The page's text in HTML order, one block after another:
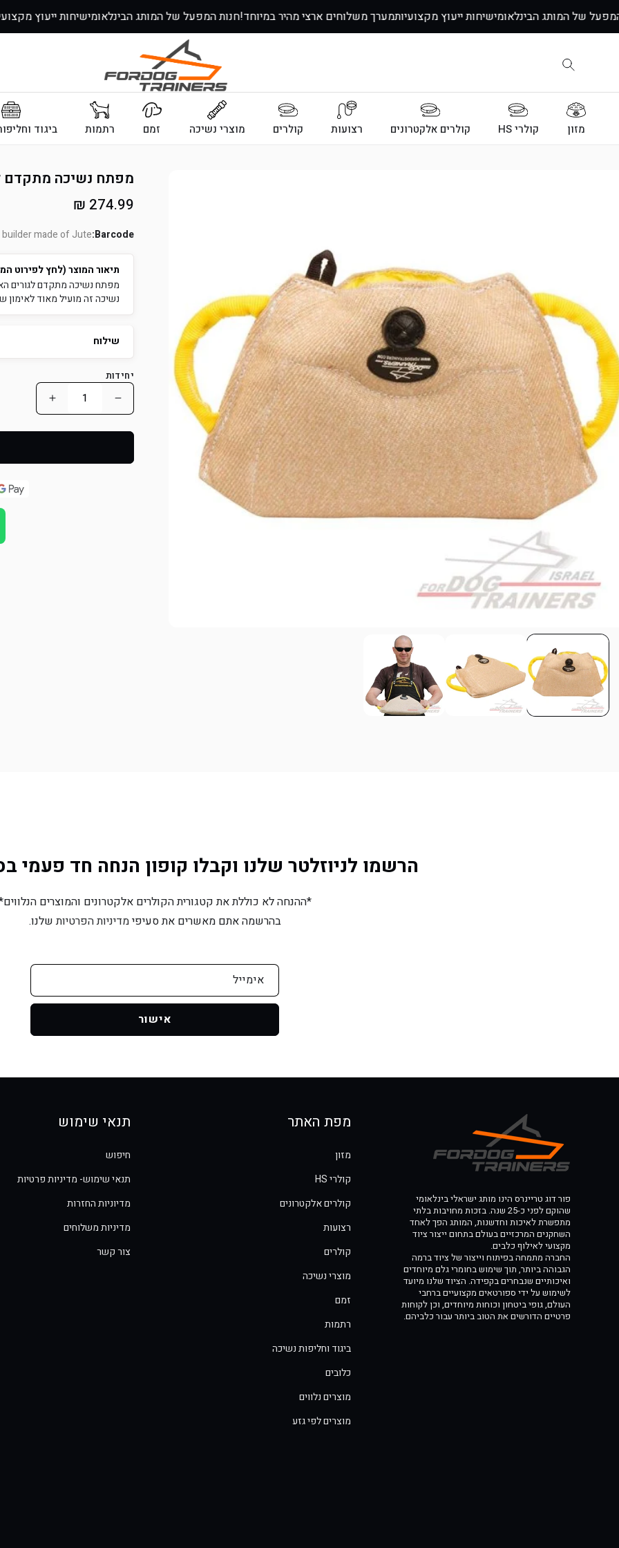
דלג
לתוכן
המפעל של המותג הבינלאומישיחות ייעוץ מקצועיותמערך משלוחים ארצי מהיר במיוחד!חנות המפעל של המותג הבינלאומישיחות ייעוץ
מזון קולרי HS קולרים אלקטרונים רצועות קולרים מוצרי נשיכה זמם רתמות ביגוד
מפתח נשיכה מתקדם
274.99 ₪
Barcode:
made of Jute
תיאור המוצר (לחץ לפירוט
מפתח נשיכה מתקדם לגורים
נשיכה זה מועיל מאוד לאימון
שילוח
יחידות
מפתח
הוסף
מפתח
מתקדם
הרשמו לניוזלטר שלנו וקבלו קופון הנחה חד פעמי בסך 10%
*ההנחה לא כוללת את קטגורית הקולרים אלקטרונים והמוצרים
בהרשמה אתם מאשרים את סעיפימדיניות הפרטיותשלנו.
אימייל
אישור
פור דוג טריינרס הינו מותג ישראלי בינלאומי
שהוקם לפני כ-25 שנה. בזכות מחויבות בלתי
מתפשרת לאיכות וחדשנות, המותג הפך לאחד
השחקנים המרכזיים בעולם בתחום ייצור ציוד
מקצועי לאילוף כלבים.
החברה מתמחה בפיתוח וייצור של ציוד ברמה
הגבוהה ביותר, תוך שימוש בחומרי גלם מיוחדים
ואיכותיים שנבחרים בקפידה. הציוד שלנו מיועד
לשימוש על ידי ספורטאים מקצועיים ברחבי
העולם, גופי ביטחון וכוחות מיוחדים, וכן לקוחות
פרטיים הדורשים את הטוב ביותר עבור כלביהם.
מפת האתר
מזון
קולרי HS
קולרים אלקטרונים
רצועות
קולרים
מוצרי נשיכה
זמם
רתמות
ביגוד וחליפות נשיכה
כלובים
מוצרים נלווים
מוצרים לפי גזע
תנאי שימוש
חיפוש
תנאי שימוש- מדיניות פרטיות
מדיוניות החזרות
מדיניות משלוחים
צור קשר